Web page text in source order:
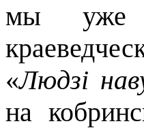
мы уже
«Людзі нав
на